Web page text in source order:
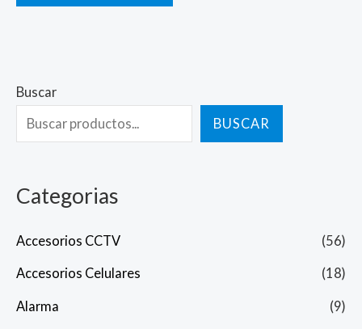
Buscar
BUSCAR
Categorias
Accesorios CCTV (56)
Accesorios Celulares (18)
Alarma (9)